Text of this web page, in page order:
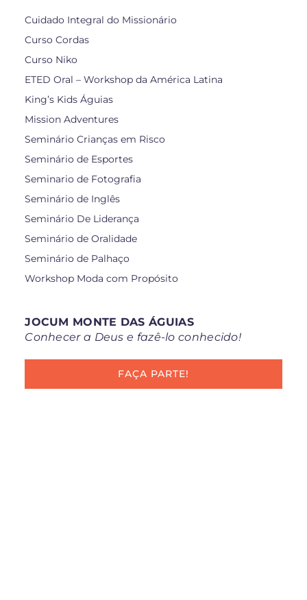
Cuidado Integral do Missionário
Curso Cordas
Curso Niko
ETED Oral – Workshop da América Latina
King’s Kids Águias
Mission Adventures
Seminário Crianças em Risco
Seminário de Esportes
Seminario de Fotografia
Seminário de Inglês
Seminário De Liderança
Seminário de Oralidade
Seminário de Palhaço
Workshop Moda com Propósito
JOCUM MONTE DAS ÁGUIAS
Conhecer a Deus e fazê-lo conhecido!
FAÇA PARTE!